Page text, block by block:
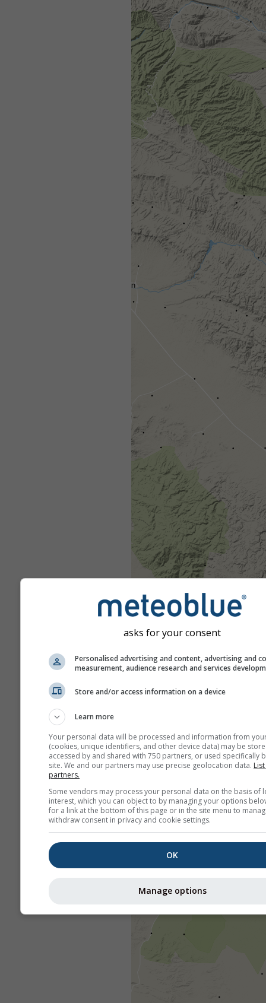
asks for your consent
Personalised advertising and content, advertising and
measurement, audience research and services
Store and/or access information on a device
Learn more
Your personal data will be processed and information from
(cookies, unique identifiers, and other device data) may be
accessed by and shared with 750 partners, or used specifically
site. We and our partners may use precise geolocation data.
partners.
Some vendors may process your personal data on the basis of
interest, which you can object to by managing your options
for a link at the bottom of this page or in the site menu to
withdraw consent in privacy and cookie settings.
OK
Manage options